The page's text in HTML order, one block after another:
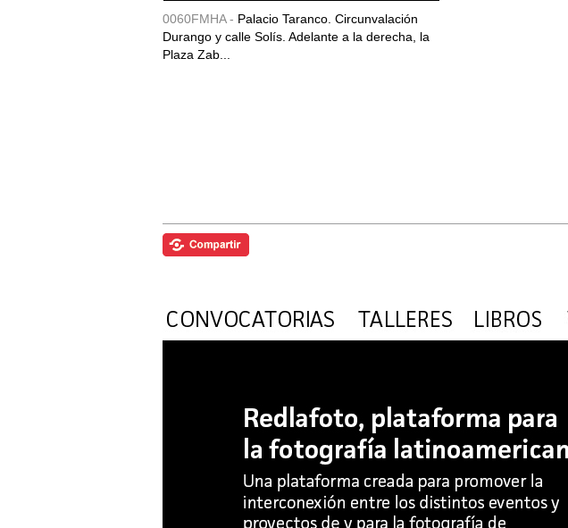
0060FMHA - Palacio Taranco. Circunvalación
Durango y calle Solís. Adelante a la derecha, la
Plaza Zab...